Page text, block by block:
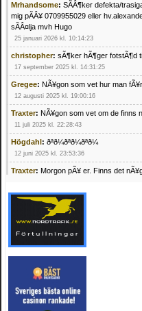
Mrhandsome: SÃÂ¶ker defekta/
mig pÃÂ¥ 0709955029 eller
sÃÂ¤lja mvh Hugo
25 januari 2026 kl. 10:14:23
christopher: sÃ¶ker hÃ¶ger fotstÃ¶d
17 september 2025 kl. 14:31:25
Gregee: NÃ¥gon som vet hur man
12 augusti 2025 kl. 19:00:16
Traxter: NÃ¥gon som vet om de finns
11 juli 2025 kl. 22:28:43
Högdahl: ðªð¼ðªð¼ðªð¼
12 juni 2025 kl. 23:53:36
Traxter: Morgon pÃ¥ er. Finns det
Mrhandsome:SÃ¶ker defekta/trasiga
pÃ¥ 0709955029 eller
mvh Hugo
21 februari 2025 kl. 09:25:52
Oscar5:NÃ¥gon som vet vad man kan
4 februari 2025 kl. 19:20:50
Oscar5:44
4 februari 2025 kl. 19:15:36